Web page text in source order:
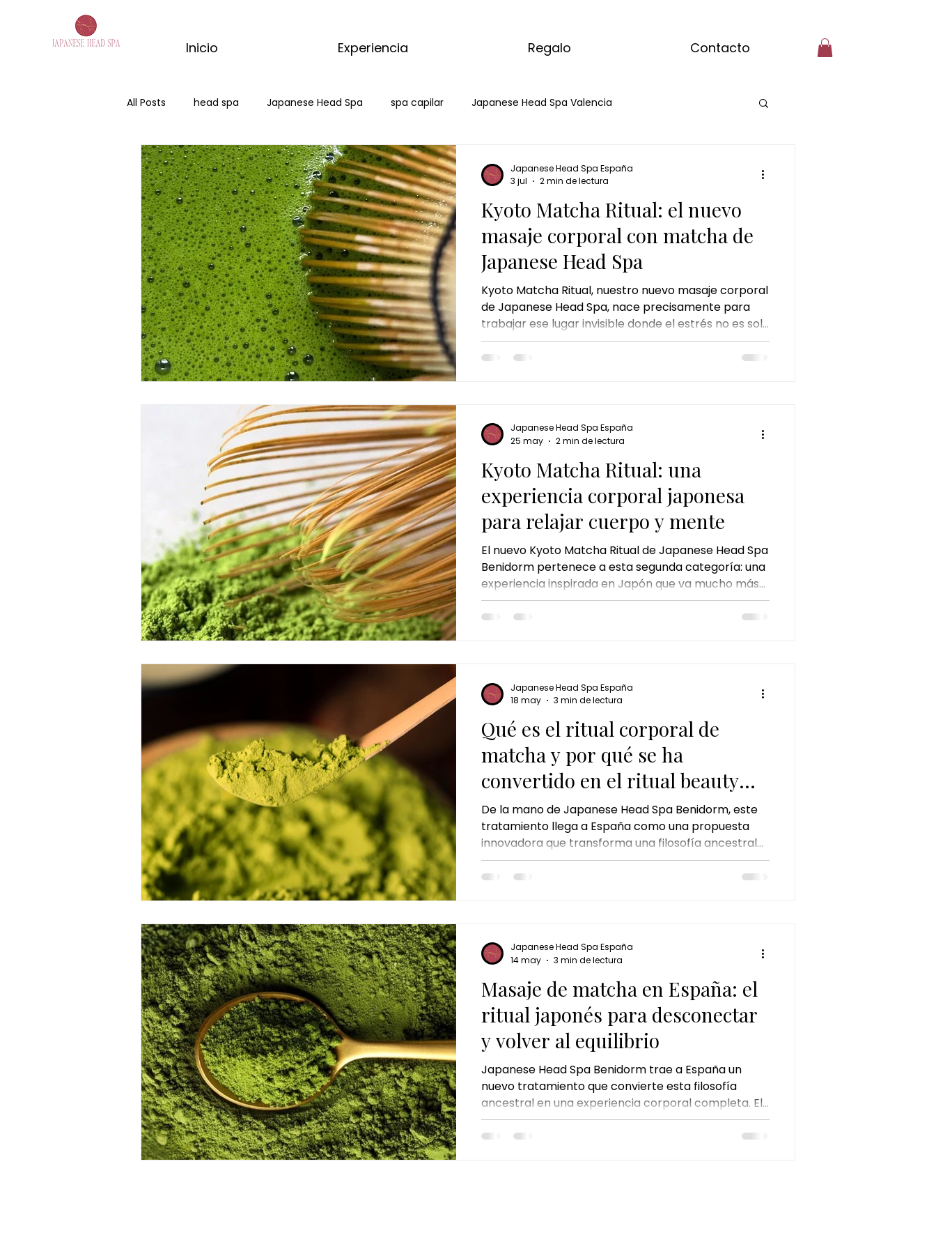
Inicio Experiencia Regalo Contacto
All Posts head spa Japanese Head Spa spa capilar Japanese Head Spa Valencia
Japanese Head Spa Burgos Spa Capilar Burgos Head Spa Burgos
Head Spa Benidorm Spa Capilar Benidorm Hair spa Benidorm masaje de matcha
masaje con matcha matcha massage kyoto matcha ritual ritual corporal de matcha
masaje de jengibre masaje corporal de jengibre ritual de jengibre masajes del mundo
masaje de chocolate ritual de chocolate y pistacho
El regalo perfecto spa capilar benidorm Benidorm japanese head spa majadahonda
head spa majadahonda spa capilar majadahonda
Kyoto Matcha Ritual: el nuevo
masaje corporal con matcha de
Japanese Head Spa
Kyoto Matcha Ritual, nuestro nuevo masaje corporal
de Japanese Head Spa, nace precisamente para
trabajar ese lugar invisible donde el estrés no es solo
mental, sino físico, emocional y energético.
Japanese Head Spa España
3 jul
2 min de lectura
Kyoto Matcha Ritual: una
experiencia corporal japonesa
para relajar cuerpo y mente
El nuevo Kyoto Matcha Ritual de Japanese Head Spa
Benidorm pertenece a esta segunda categoría: una
experiencia inspirada en Japón que va mucho más
allá del masaje tradicional para convertirse en un
auténtico ritual corporal consciente, diseñado para
Japanese Head Spa España
25 may
2 min de lectura
Qué es el ritual corporal de
matcha y por qué se ha
convertido en el ritual beauty
japonés del momento
De la mano de Japanese Head Spa Benidorm, este
tratamiento llega a España como una propuesta
innovadora que transforma una filosofía ancestral
japonesa en una experiencia sensorial completa. El
Kyoto Matcha Ritual no es solo un masaje: es una
Japanese Head Spa España
18 may
3 min de lectura
Masaje de matcha en España: el
ritual japonés para desconectar
y volver al equilibrio
Japanese Head Spa Benidorm trae a España un
nuevo tratamiento que convierte esta filosofía
ancestral en una experiencia corporal completa. El
Kyoto Matcha Ritual es mucho más que un masaje:
es un viaje sensorial, un ritual de bienestar pensado
Japanese Head Spa España
14 may
3 min de lectura